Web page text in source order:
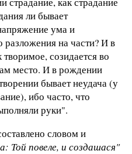
ли бывает
ума и
разложения на части? И в
созидается во
место. И в рождении
бывает неудача (у
ибо часто, что
руки".
словом и
Той повеле, и создашася"